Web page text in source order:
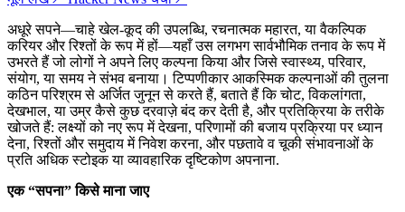
अधूरे सपने—चाहे खेल-कूद की उपलब्धि, रचनात्मक महारत, या वैकल्पिक
करियर और रिश्तों के रूप में हों—यहाँ उस लगभग सार्वभौमिक तनाव के रूप में
उभरते हैं जो लोगों ने अपने लिए कल्पना किया और जिसे स्वास्थ्य, परिवार,
संयोग, या समय ने संभव बनाया। टिप्पणीकार आकस्मिक कल्पनाओं की तुलना
कठिन परिश्रम से अर्जित जुनून से करते हैं, बताते हैं कि चोट, विकलांगता,
देखभाल, या उम्र कैसे कुछ दरवाज़े बंद कर देती है, और प्रतिक्रिया के तरीके
खोजते हैं: लक्ष्यों को नए रूप में देखना, परिणामों की बजाय प्रक्रिया पर ध्यान
देना, रिश्तों और समुदाय में निवेश करना, और पछतावे व चूकी संभावनाओं के
प्रति अधिक स्टोइक या व्यावहारिक दृष्टिकोण अपनाना.
एक “सपना” किसे माना जाए